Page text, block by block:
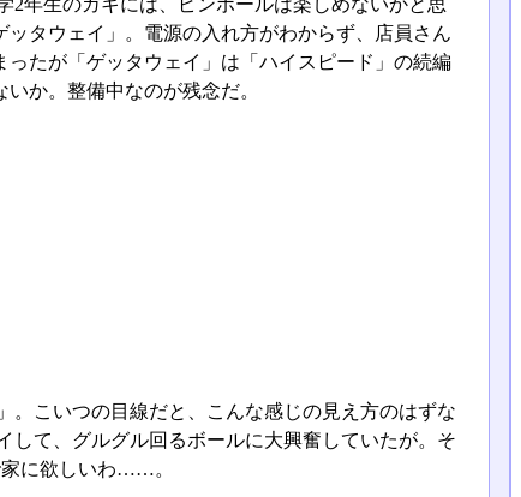
年生のガキには、ピンボールは楽しめないかと思
タウェイ」。電源の入れ方がわからず、店員さん
たが「ゲッタウェイ」は「ハイスピード」の続編
か。整備中なのが残念だ。
。こいつの目線だと、こんな感じの見え方のはずな
て、グルグル回るボールに大興奮していたが。そ
家に欲しいわ……。